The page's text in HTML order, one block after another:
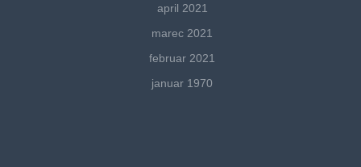
april 2021
marec 2021
februar 2021
januar 1970